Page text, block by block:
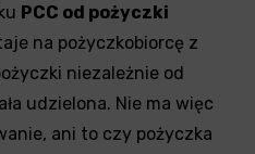
PCC od pożyczki
na pożyczkobiorcę z
niezależnie od
udzielona. Nie ma więc
ani to czy pożyczka